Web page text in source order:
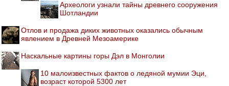
Археологи узнали тайны древнего сооружения
Шотландии
Отлов и продажа диких животных оказались обычным
явлением в Древней Мезоамерике
Наскальные картины горы Дэл в Монголии
10 малоизвестных фактов о ледяной мумии Эци,
возраст которой 5300 лет